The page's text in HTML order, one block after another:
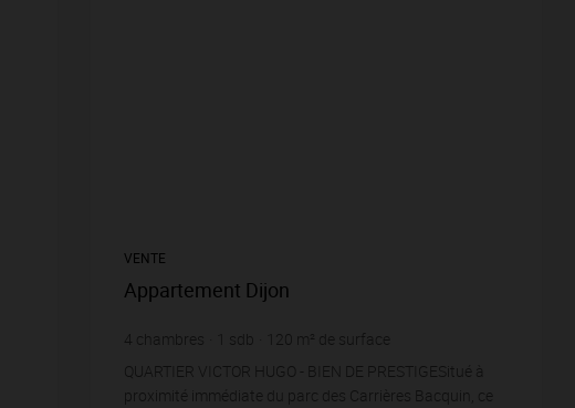
VENTE
Appartement Dijon
4 chambres sdb 120 m² de surface
5 875 € prix / m²
QUARTIER VICTOR HUGO - BIEN DE PRESTIGESitué à
proximité immédiate du parc des Carrières Bacquin, ce